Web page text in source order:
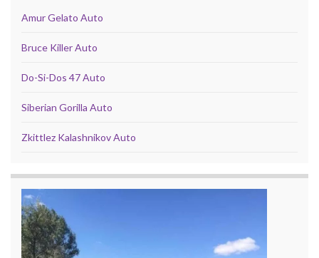
Amur Gelato Auto
Bruce Killer Auto
Do-Si-Dos 47 Auto
Siberian Gorilla Auto
Zkittlez Kalashnikov Auto